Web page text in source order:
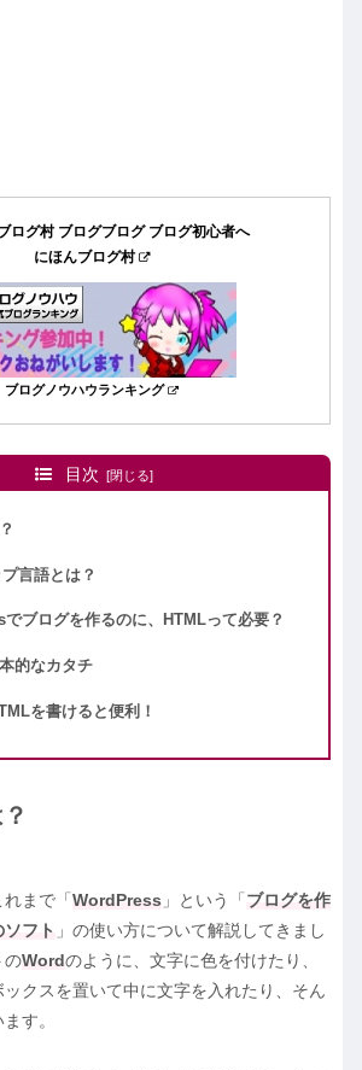
にほんブログ村
ブログノウハウランキング
目次
言語とは？
ブログを作るのに、HTMLって必要？
的なカタチ
を書けると便利！
まで「 WordPress 」という「 ブログを作
フト 」の使い方について解説してきまし
のWordのように、文字に色を付けたり、
クスを置いて中に文字を入れたり、そん
す。